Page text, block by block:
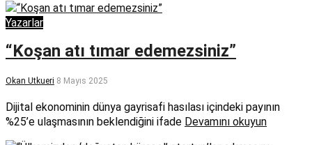
Yazarlar
“Koşan atı tımar edemezsiniz”
Okan Utkueri 8 Mayıs 2025
Dijital ekonominin dünya gayrisafi hasılası içindeki payının
%25’e ulaşmasının beklendiğini ifade Devamını okuyun